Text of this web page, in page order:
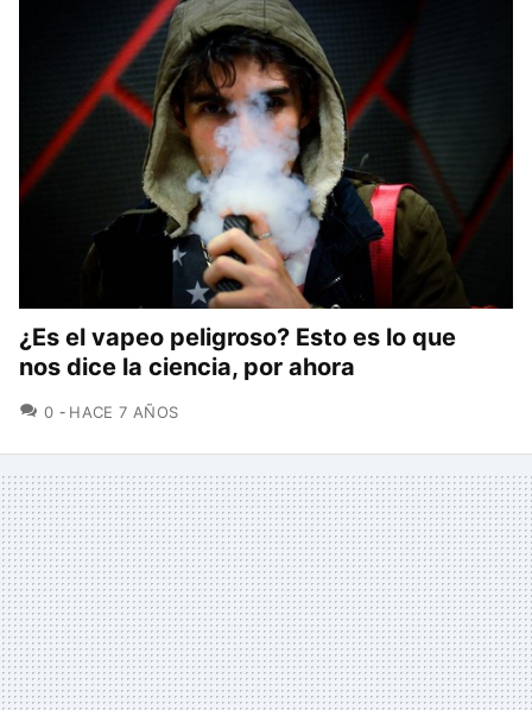
¿Es el vapeo peligroso? Esto es lo que
nos dice la ciencia, por ahora
0 COMENTARIOS
HACE 7 AÑOS